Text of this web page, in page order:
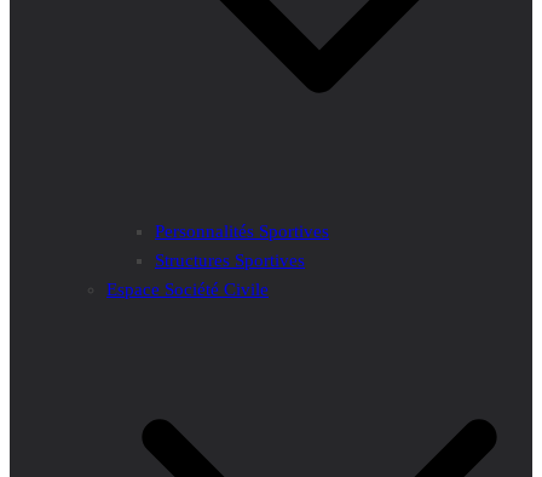
Personnalités Sportives
Structures Sportives
Espace Société Civile